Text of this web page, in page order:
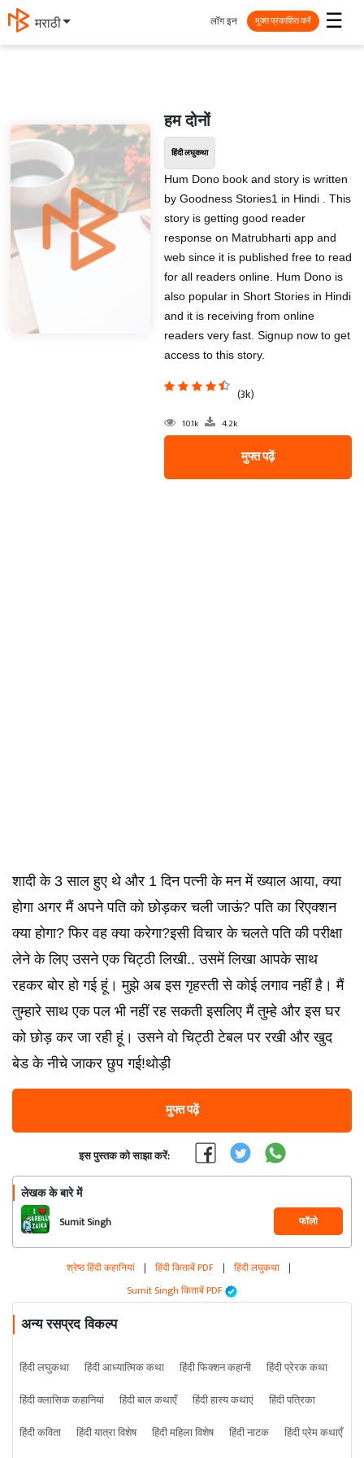
मराठी ☰
लॉग इन मुक्त प्रकाशित करें
हम दोनों
हिंदी लघुकथा
Hum Dono book and story is written
by Goodness Stories1 in Hindi . This
story is getting good reader
response on Matrubharti app and
web since it is published free to read
for all readers online. Hum Dono is
also popular in Short Stories in Hindi
and it is receiving from online
readers very fast. Signup now to get
access to this story.
(3k)
10.1k 4.2k
मुफ्त पढ़ें
शादी के 3 साल हुए थे और 1 दिन पत्नी के मन में ख्याल आया, क्या
होगा अगर मैं अपने पति को छोड़कर चली जाऊं? पति का रिएक्शन
क्या होगा? फिर वह क्या करेगा?इसी विचार के चलते पति की परीक्षा
लेने के लिए उसने एक चिट्ठी लिखी.. उसमें लिखा आपके साथ
रहकर बोर हो गई हूं। मुझे अब इस गृहस्ती से कोई लगाव नहीं है। मैं
तुम्हारे साथ एक पल भी नहीं रह सकती इसलिए मैं तुम्हे और इस घर
को छोड़ कर जा रही हूं। उसने वो चिट्ठी टेबल पर रखी और खुद
बेड के नीचे जाकर छुप गई!थोड़ी
मुफ्त पढ़ें
इस पुस्तक को साझा करें:
लेखक के बारे में
Sumit Singh फॉलो
श्रेष्ठ हिंदी कहानियां | हिंदी किताबें PDF | हिंदी लघुकथा |
Sumit Singh किताबें PDF
अन्य रसप्रद विकल्प
हिंदी लघुकथा हिंदी आध्यात्मिक कथा हिंदी फिक्शन कहानी
हिंदी प्रेरक कथा
हिंदी क्लासिक कहानियां
हिंदी बाल कथाएँ हिंदी हास्य कथाएं
हिंदी पत्रिका
हिंदी कविता
हिंदी यात्रा विशेष हिंदी महिला विशेष हिंदी नाटक
हिंदी प्रेम कथाएँ